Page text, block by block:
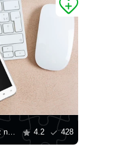
Klawiatura, smartfon i mysz na stole 4.2 428